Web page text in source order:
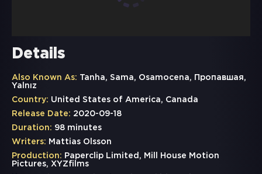
Details
Also Known As: Tanha, Sama, Osamocena, Пропавшая,
Yalnız
Country: United States of America, Canada
Release Date: 2020-09-18
Duration: 98 minutes
Writers: Mattias Olsson
Production: Paperclip Limited, Mill House Motion
Pictures, XYZfilms